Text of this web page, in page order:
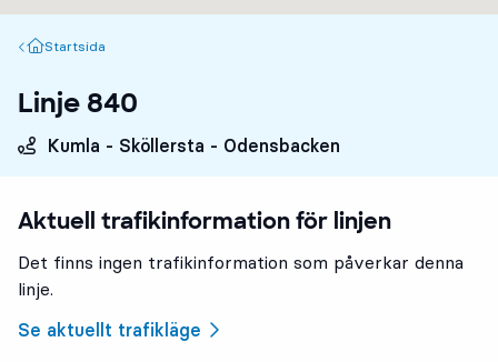
Startsida
Startsida
Linje 840
Kumla - Sköllersta - Odensbacken
Aktuell trafikinformation för linjen
Det finns ingen trafikinformation som påverkar denna
linje.
Se aktuellt trafikläge